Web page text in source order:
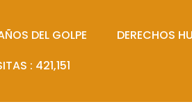
DEL GOLPE DERECHOS
: 421,151